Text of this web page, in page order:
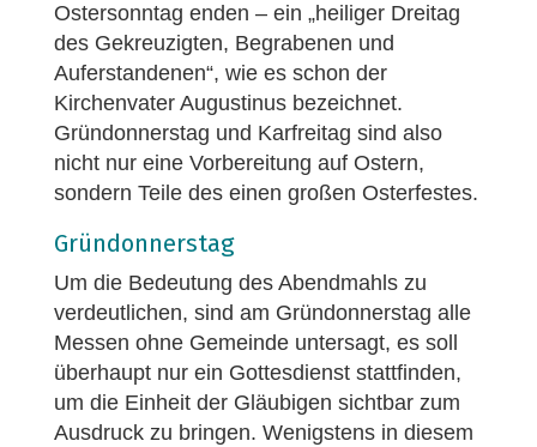
Ostersonntag enden – ein „heiliger Dreitag
des Gekreuzigten, Begrabenen und
Auferstandenen“, wie es schon der
Kirchenvater Augustinus bezeichnet.
Gründonnerstag und Karfreitag sind also
nicht nur eine Vorbereitung auf Ostern,
sondern Teile des einen großen Osterfestes.
Gründonnerstag
Um die Bedeutung des Abendmahls zu
verdeutlichen, sind am Gründonnerstag alle
Messen ohne Gemeinde untersagt, es soll
überhaupt nur ein Gottesdienst stattfinden,
um die Einheit der Gläubigen sichtbar zum
Ausdruck zu bringen. Wenigstens in diesem